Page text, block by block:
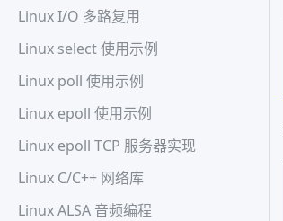
Linux I/O 多路复用
Linux select 使用示例
Linux poll 使用示例
Linux epoll 使用示例
Linux epoll TCP 服务器实现
Linux C/C++ 网络库
Linux ALSA 音频编程